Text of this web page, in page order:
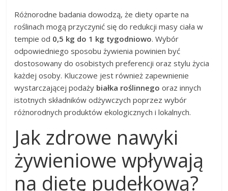
Różnorodne badania dowodzą, że diety oparte na
roślinach mogą przyczynić się do redukcji masy ciała w
tempie od 0,5 kg do 1 kg tygodniowo. Wybór
odpowiedniego sposobu żywienia powinien być
dostosowany do osobistych preferencji oraz stylu życia
każdej osoby. Kluczowe jest również zapewnienie
wystarczającej podaży białka roślinnego oraz innych
istotnych składników odżywczych poprzez wybór
różnorodnych produktów ekologicznych i lokalnych.
Jak zdrowe nawyki
żywieniowe wpływają
na dietę pudełkową?